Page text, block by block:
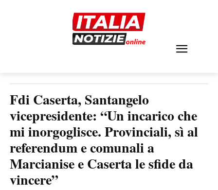
Fdi Caserta, Santangelo
vicepresidente: “Un incarico che
mi inorgoglisce. Provinciali, sì al
referendum e comunali a
Marcianise e Caserta le sfide da
vincere”